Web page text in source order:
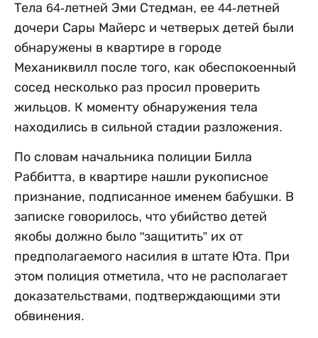
Тела 64-летней Эми Стедман, ее 44-летней
дочери Сары Майерс и четверых детей были
обнаружены в квартире в городе
Механиквилл после того, как обеспокоенный
сосед несколько раз просил проверить
жильцов. К моменту обнаружения тела
находились в сильной стадии разложения.
По словам начальника полиции Билла
Раббитта, в квартире нашли рукописное
признание, подписанное именем бабушки. В
записке говорилось, что убийство детей
якобы должно было "защитить” их от
предполагаемого насилия в штате Юта. При
этом полиция отметила, что не располагает
доказательствами, подтверждающими эти
обвинения.